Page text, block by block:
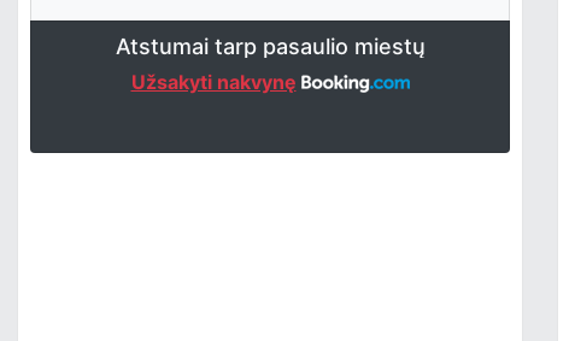
Atstumai tarp pasaulio miestų
Užsakyti nakvynę